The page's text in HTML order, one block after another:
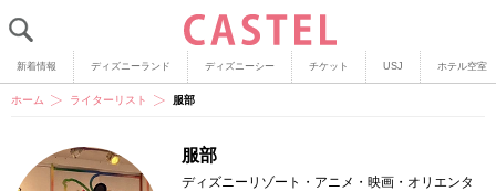
新着情報 ディズニーランド ディズニーシー チケット USJ ホテル空室
ホーム ライターリスト 服部
服部
ディズニーリゾート・アニメ・映画・オリエンタ